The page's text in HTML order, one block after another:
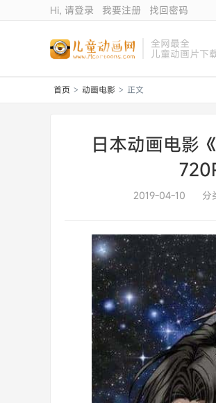
Hi, 请登录 我要注册 找回密码
全网最全
儿童动画片下
首页 > 动画电影 > 正文
日本动画电影
2019-04-10 分